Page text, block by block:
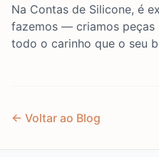
Na Contas de Silicone, é
fazemos — criamos peças
todo o carinho que o seu
← Voltar ao Blog